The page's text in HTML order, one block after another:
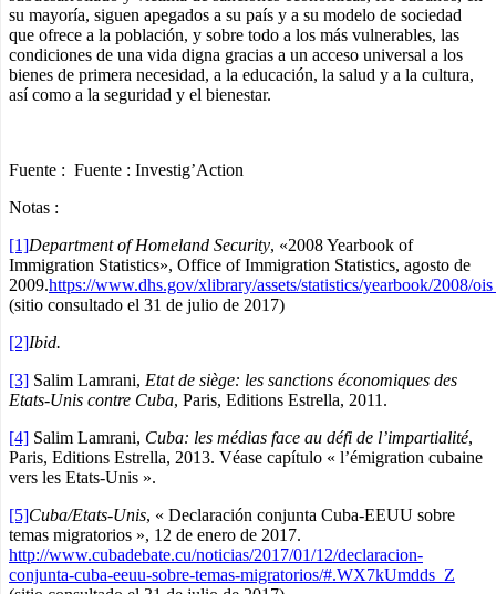
su mayoría, siguen apegados a su país y a su modelo de sociedad
que ofrece a la población, y sobre todo a los más vulnerables, las
condiciones de una vida digna gracias a un acceso universal a los
bienes de primera necesidad, a la educación, la salud y a la cultura,
así como a la seguridad y el bienestar.
Fuente : Fuente : Investig’Action
Notas :
[1]Department of Homeland Security, «2008 Yearbook of
Immigration Statistics», Office of Immigration Statistics, agosto de
2009.https://www.dhs.gov/xlibrary/assets/statistics/yearbook/2008/
(sitio consultado el 31 de julio de 2017)
[2]Ibid.
[3] Salim Lamrani, Etat de siège: les sanctions économiques des
Etats-Unis contre Cuba, Paris, Editions Estrella, 2011.
[4] Salim Lamrani, Cuba: les médias face au défi de l’impartialité,
Paris, Editions Estrella, 2013. Véase capítulo « l’émigration cubaine
vers les Etats-Unis ».
[5]Cuba/Etats-Unis, « Declaración conjunta Cuba-EEUU sobre
temas migratorios », 12 de enero de 2017.
http://www.cubadebate.cu/noticias/2017/01/12/declaracion-
conjunta-cuba-eeuu-sobre-temas-migratorios/#.WX7kUmdds_Z